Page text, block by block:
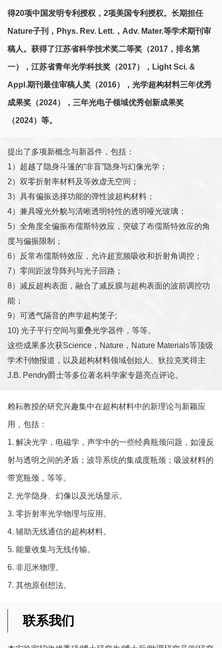
得20项中国发明专利授权，2项美国专利授权。长期担任
Nature子刊，Phys. Rev. Lett.，Adv. Mater.等学术期刊审
稿人。获得了江苏省科学技术奖二等奖（2017，排名第
一），江苏省青年光学科技奖（2017），Light Sci. &
Appl.期刊最佳审稿人奖（2016），光学超构材料三年优秀
成果奖 （2024），三年光电子领域优秀创新成果奖
（2024）等。
提出了多项新概念与新器件，包括：
1）超越了隐身斗篷的“非盲”隐身与幻像光学；
2）双零折射率材料及等效虚无空间；
3）具有偏振选择功能的弹性波超构材料；
4）兼具哑光外貌与清晰透明特性的透明哑光玻璃；
5）全角度全偏振布儒斯特效应，突破了布儒斯特效应的角
度与偏振限制；
6）反常布儒斯特效应，允许超宽频吸收和折射角调控；
7）零间距波导阵列与光子回路；
8）减反超构表面，融合了减反膜与超构表面的波前调控功
能；
9）可透气隔音的声学超构笼子;
10) 光子平行空间与重叠光学器件，等等。
这些成果多次获Science，Nature，Nature Materials等顶级
学术刊物报道，以及超构材料领域创始人、狄拉克奖得主
J.B. Pendry爵士等多位著名科学家专题亮点评论。
赖耘教授的研究兴趣集中在超构材料中的新理论与新颖应
用，包括：
1. 解决光学，电磁学，声学中的一些经典瓶颈问题，如漫反
射与透明之间的矛盾；波导系统的集成度瓶颈；吸波材料的
带宽瓶颈，等等。
2. 光学隐身、幻像以及光场显示。
3. 零折射率光学物理与应用。
4. 辅助无线通信的超构材料。
5. 能量收集与无线传输。
6. 非厄米物理。
7. 其他原创想法。
联系我们